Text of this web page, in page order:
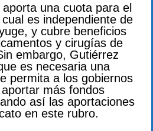
una cuota para el
es independiente de
y cubre beneficios
y cirugías de
embargo, Gutiérrez
es necesaria una
permita a los gobiernos
más fondos
así las aportaciones
en este rubro.